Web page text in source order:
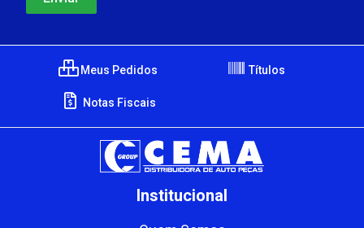
Meus Pedidos Títulos
Notas Fiscais
Institucional